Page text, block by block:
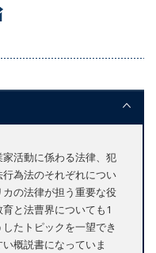
活動に係わる法律、犯
為法のそれぞれについ
の法律が担う重要な役
と法曹界についても1
たトピックを一望でき
概説書になっていま